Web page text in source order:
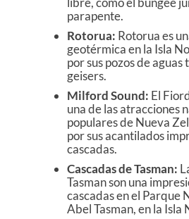
parapente.
Rotorua: Rotorua es
geotérmica en la Isla
por sus pozos de aguas
geisers.
Milford Sound: El
una de las atracciones
populares de Nueva
por sus acantilados
cascadas.
Cascadas de Tasman:
Tasman son una
cascadas en el Parque
Abel Tasman, en la Isla